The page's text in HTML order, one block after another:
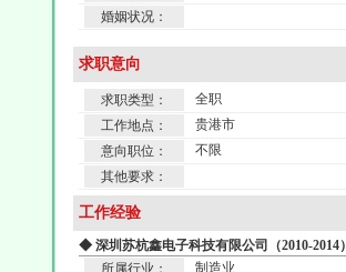
婚姻状况：
求职意向
求职类型： 全职
工作地点：
贵港市
意向职位：
不限
其他要求：
工作经验
◆ 深圳苏杭鑫电子科技有限公司（2010-2014）
所属行业：
制造业